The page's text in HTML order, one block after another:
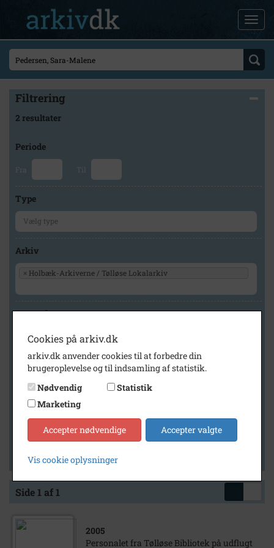
Filtrering
2 resultater
Periode
Fra Til
Type
Arkiv
× Holbæk-Arkiverne / Tølløse Lokalarkiv
Geografi
Generelt
Vis kun med billeder
Vis kun med filmklip
Vis kun med lydklip
Vis kun med kilder
Vis kun med geo-tag
Side 1 af 1
2005
Personalet fra Tølløse Bibliotek på udflugt
Cookies på arkiv.dk
arkiv.dk anvender cookies til at forbedre din
brugeroplevelse og til indsamling af statistik.
Nødvendig
Statistik
Marketing
Accepter nødvendige Accepter valgte
Vis cookie oplysninger